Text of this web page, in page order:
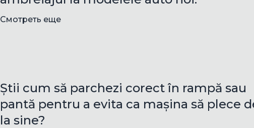
Смотреть еще
Știi cum să parchezi corect în rampă sau
pantă pentru a evita ca mașina să plece
la sine?